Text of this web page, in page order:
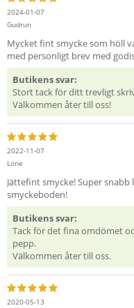
2024-01-07
Gudrun
Mycket fint smycke som höll
med personligt brev med
Butikens svar:
Stort tack för ditt trevligt
Välkommen åter till oss!
2022-11-07
Lone
Jättefint smycke! Super
smyckeboden!
Butikens svar:
Tack för det fina omdömet
pepp.
Välkommen åter till oss.
2020-05-13